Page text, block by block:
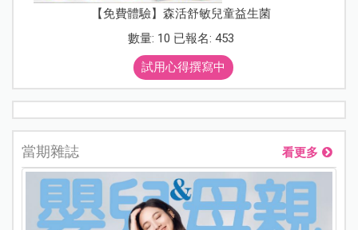
【免費體驗】森活舒敏兒童益生菌
數量: 10 已報名: 453
試用心得撰寫中
當期雜誌 看更多